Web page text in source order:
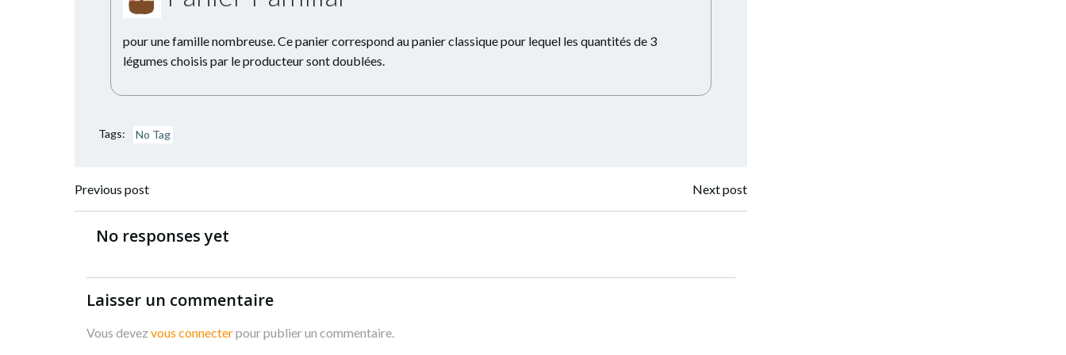
pour une famille nombreuse. Ce panier correspond au panier classique pour lequel les quantités de 3
légumes choisis par le producteur sont doublées.
Tags: No Tag
Navigation
de
l’article
Previous post
l’article
Next post
No responses yet
Laisser un commentaire
Vous devez vous connecterpour publier un commentaire.